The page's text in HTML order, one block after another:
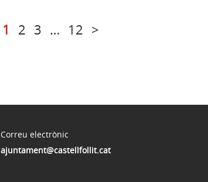
1 2 3 … 12 >
Correu electrònic
ajuntament@castellfollit.cat